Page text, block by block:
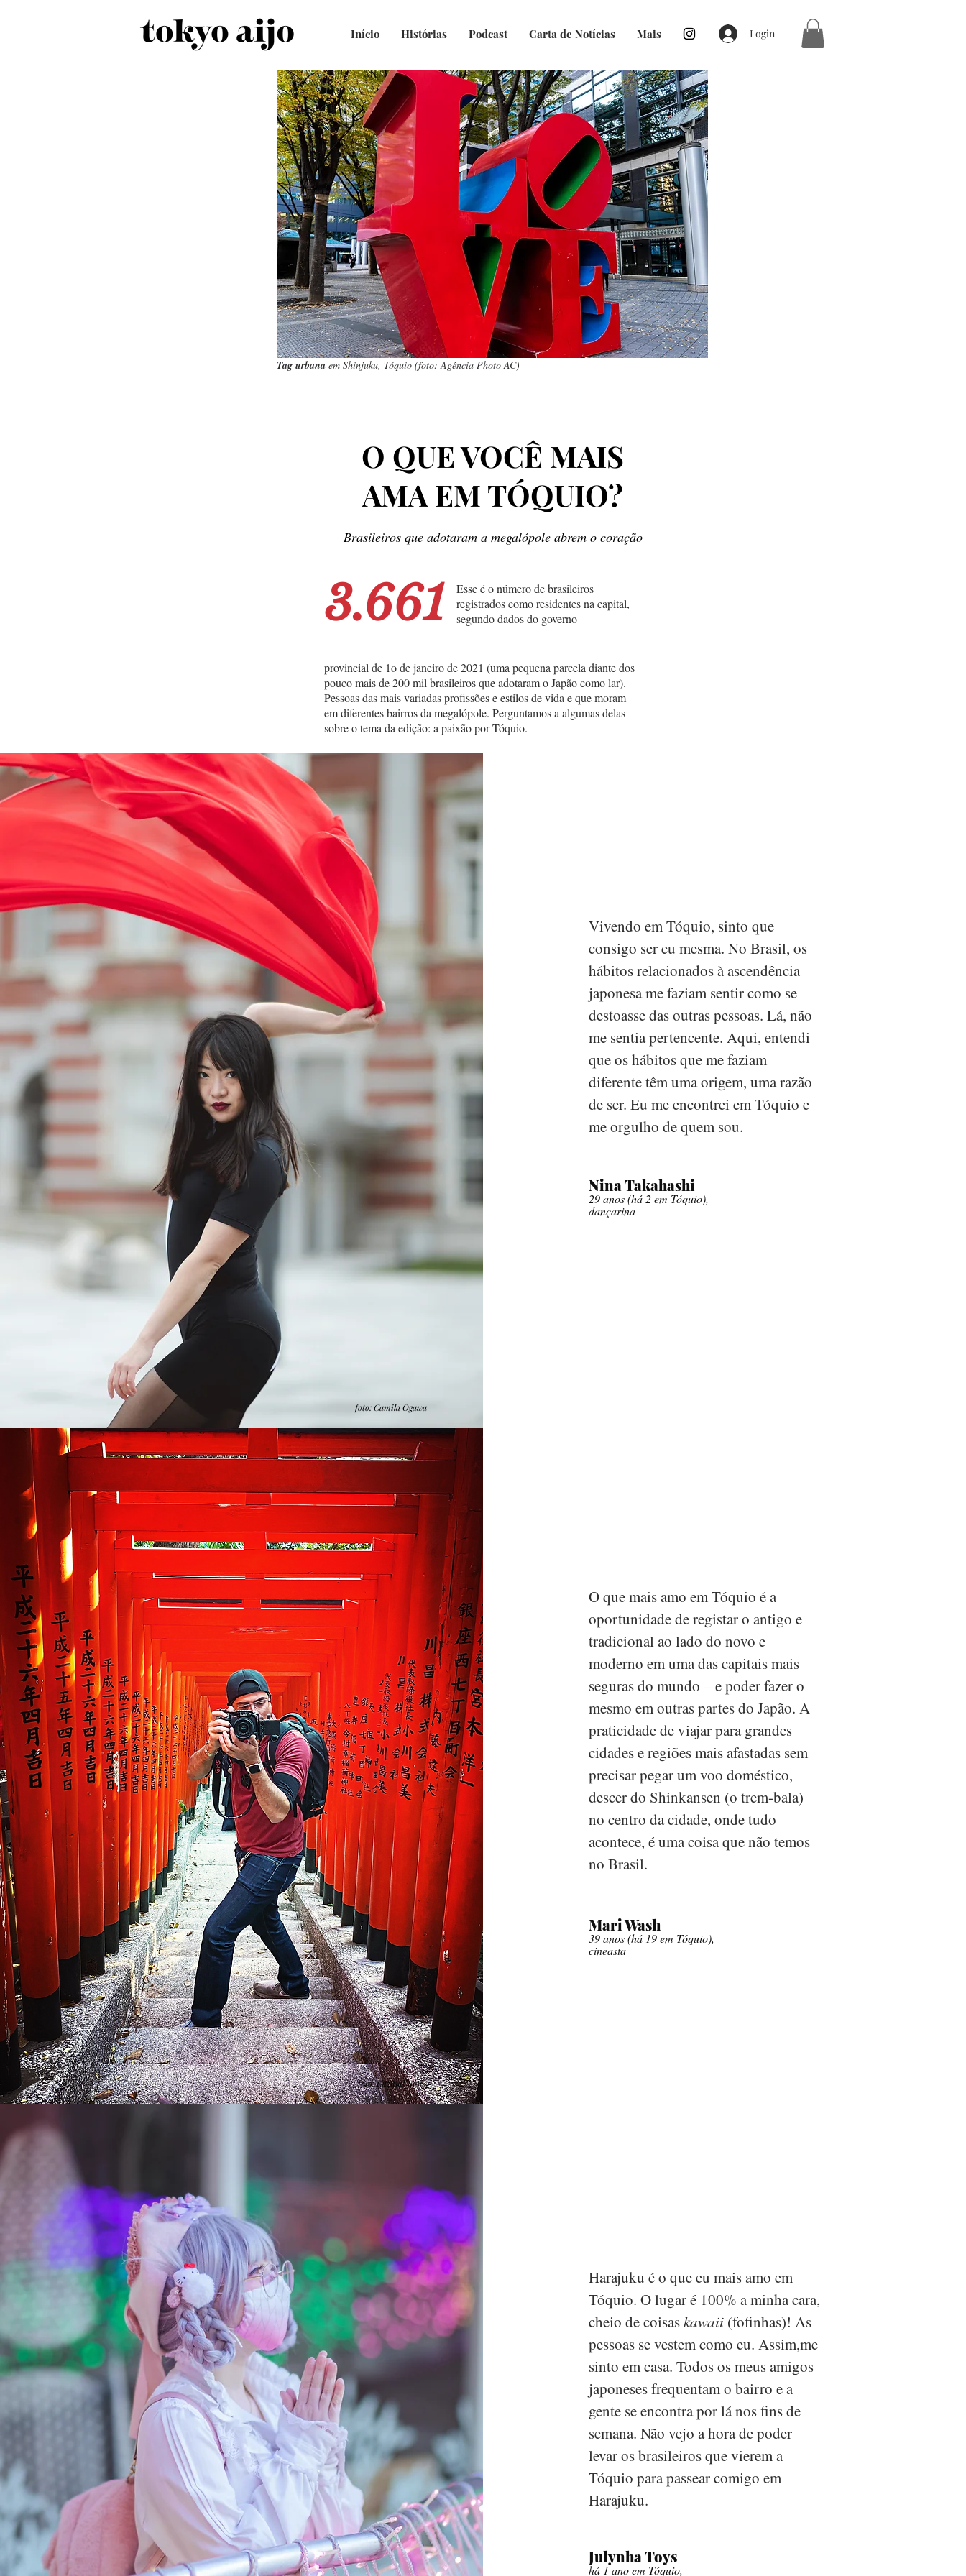
Início Histórias Podcast Carta de Notícias Mais Login
Tag urbana em Shinjuku, Tóquio (foto: Agência Photo AC)
O QUE VOCÊ MAIS
AMA EM TÓQUIO?
Brasileiros que adotaram a megalópole abrem o coração
3.661
Esse é o número de brasileiros
registrados como residentes na capital,
segundo dados do governo
provincial de 1o de janeiro de 2021 (uma pequena parcela diante dos
pouco mais de 200 mil brasileiros que adotaram o Japão como lar).
Pessoas das mais variadas profissões e estilos de vida e que moram
em diferentes bairros da megalópole. Perguntamos a algumas delas
sobre o tema da edição: a paixão por Tóquio.
foto: Camila Ogawa
Vivendo em Tóquio, sinto que
consigo ser eu mesma. No Brasil, os
hábitos relacionados à ascendência
japonesa me faziam sentir como se
destoasse das outras pessoas. Lá, não
me sentia pertencente. Aqui, entendi
que os hábitos que me faziam
diferente têm uma origem, uma razão
de ser. Eu me encontrei em Tóquio e
me orgulho de quem sou.
Nina Takahashi
29 anos (há 2 em Tóquio),
dançarina
foto: Kazumi Sato
O que mais amo em Tóquio é a
oportunidade de registar o antigo e
tradicional ao lado do novo e
moderno em uma das capitais mais
seguras do mundo – e poder fazer o
mesmo em outras partes do Japão. A
praticidade de viajar para grandes
cidades e regiões mais afastadas sem
precisar pegar um voo doméstico,
descer do Shinkansen (o trem-bala)
no centro da cidade, onde tudo
acontece, é uma coisa que não temos
no Brasil.
Mari Wash
39 anos (há 19 em Tóquio),
cineasta
Harajuku é o que eu mais amo em
Tóquio. O lugar é 100% a minha cara,
cheio de coisaskawaii (fofinhas)! As
pessoas se vestem como eu. Assim,me
sinto em casa. Todos os meus amigos
japoneses frequentam o bairro e a
gente se encontra por lá nos fins de
semana. Não vejo a hora de poder
levar os brasileiros que vierem a
Tóquio para passear comigo em
Harajuku.
Julynha Toys
há 1 ano em Tóquio,